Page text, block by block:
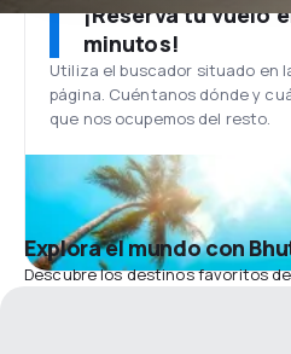
¡Reserva tu vuelo
minutos!
Utiliza el buscador situado en
página. Cuéntanos dónde y
que nos ocupemos del resto.
Explora el mundo con
Descubre los destinos favoritos